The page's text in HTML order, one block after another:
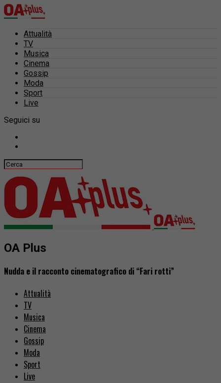
Attualità
TV
Musica
Cinema
Gossip
Moda
Sport
Live
Seguici su
OA Plus
Nudda e il racconto cinematografico di “Fari rotti”
Attualità
TV
Musica
Cinema
Gossip
Moda
Sport
Live